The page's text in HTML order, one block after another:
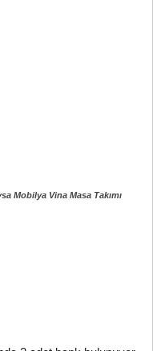
Mobilya Vina Masa Takımı